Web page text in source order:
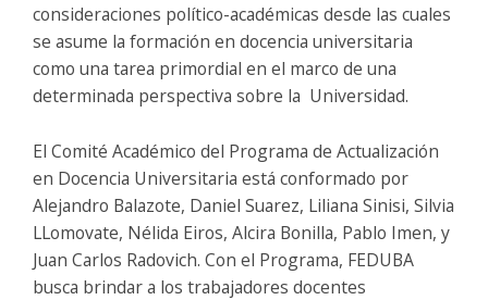
consideraciones político-académicas desde las cuales
se asume la formación en docencia universitaria
como una tarea primordial en el marco de una
determinada perspectiva sobre la Universidad.
El Comité Académico del Programa de Actualización
en Docencia Universitaria está conformado por
Alejandro Balazote, Daniel Suarez, Liliana Sinisi, Silvia
LLomovate, Nélida Eiros, Alcira Bonilla, Pablo Imen, y
Juan Carlos Radovich. Con el Programa, FEDUBA
busca brindar a los trabajadores docentes